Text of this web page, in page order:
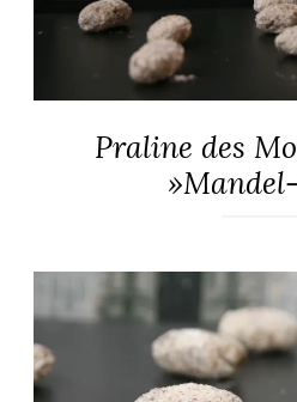
ALLGEMEINPraline des